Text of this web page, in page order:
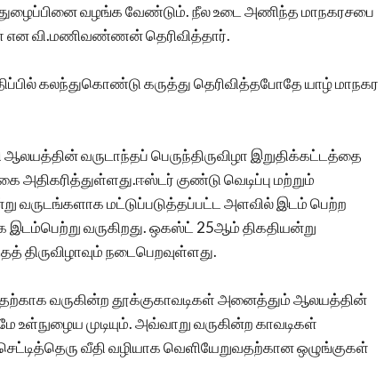
வழங்க வேண்டும். நீல உடை அணிந்த மாநகரசபை
என வி.மணிவண்ணன் தெரிவித்தார்.
கலந்துகொண்டு கருத்து தெரிவித்தபோதே யாழ் மாநகர
ஆலயத்தின் வருடாந்தப் பெருந்திருவிழா இறுதிக்கட்டத்தை
அதிகரித்துள்ளது.ஈஸ்டர் குண்டு வெடிப்பு மற்றும்
மட்டுப்படுத்தப்பட்ட அளவில் இடம் பெற்ற
வருகிறது. ஒகஸ்ட் 25ஆம் திகதியன்று
திருவிழாவும் நடைபெறவுள்ளது.
வருகின்ற தூக்குகாவடிகள் அனைத்தும் ஆலயத்தின்
உள்நுழைய முடியும். அவ்வாறு வருகின்ற காவடிகள்
வீதி வழியாக வெளியேறுவதற்கான ஒழுங்குகள்